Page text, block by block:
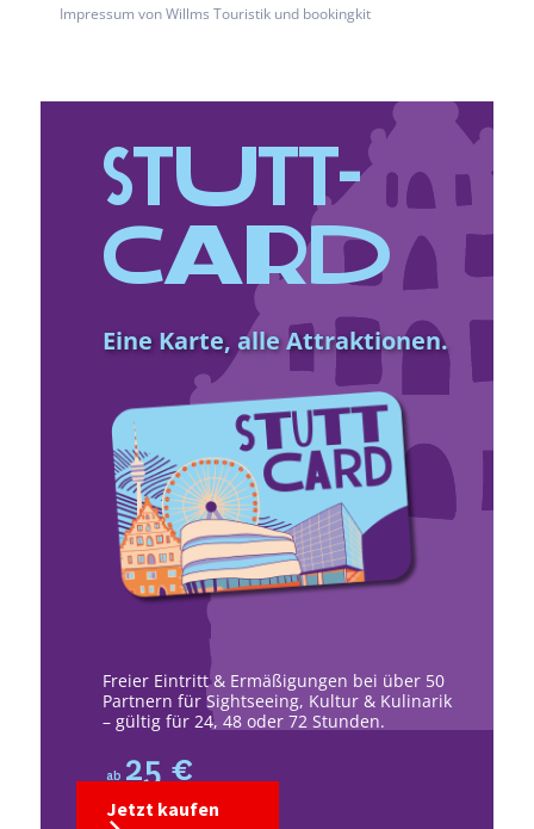
Impressum von Willms Touristik und bookingkit
Stutt­
Card
Eine Karte, alle Attraktionen.
Freier Eintritt & Ermäßigungen bei über 50
Partnern für Sightseeing, Kultur & Kulinarik
– gültig für 24, 48 oder 72 Stunden.
ab 25 €
Jetzt kaufen